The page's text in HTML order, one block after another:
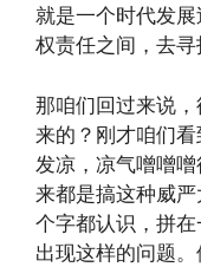
就是一个时代发
权责任之间，去寻
那咱们回过来说
来的？刚才咱们
发凉，凉气噌噌
来都是搞这种威
个字都认识，拼
出现这样的问题